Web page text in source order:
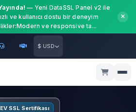
— Yeni DataSSL Panel v2 ile
ve kullanıcı dostu bir deneyim
ve responsive ta...
$ USD
SSL Sertifikası